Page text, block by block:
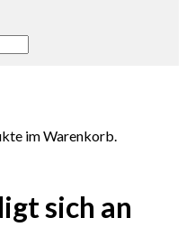
im Warenkorb.
sich an